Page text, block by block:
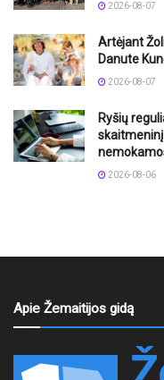
2026-08-07
Artėjant
Danute
2026-08-07
Ryšių
2026-08-06
Apie Žemaitijos gidą